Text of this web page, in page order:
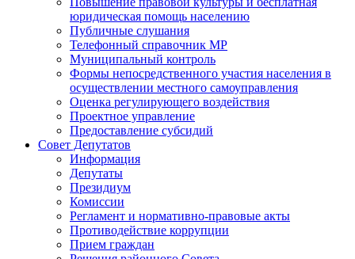
юридическая помощь населению
Публичные слушания
Телефонный справочник МР
Муниципальный контроль
Формы непосредственного участия населения в
осуществлении местного самоуправления
Оценка регулирующего воздействия
Проектное управление
Предоставление субсидий
Совет Депутатов
Информация
Депутаты
Президиум
Комиссии
Регламент и нормативно-правовые акты
Противодействие коррупции
Прием граждан